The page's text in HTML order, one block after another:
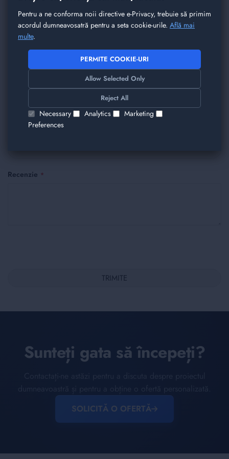
Pentru a ne conforma noii directive e-Privacy, trebuie să primim
acordul dumneavosatră pentru a seta cookie-urile. Află mai
multe.
PERMITE COOKIE-URI
Allow Selected Only
Reject All
Necessary Analytics
Marketing
Preferences
Recenzii
Spune-ne parerea ta despre acest produs
Transceiver Generic QSFP-100G-FR 100GBASE-FR
Single Lambda QSFP28 1310nm 2km
Nickname
Rezumat
Recenzie
TRIMITE
Sunteți gata să începeți?
SOLICITĂ O OFERTĂ